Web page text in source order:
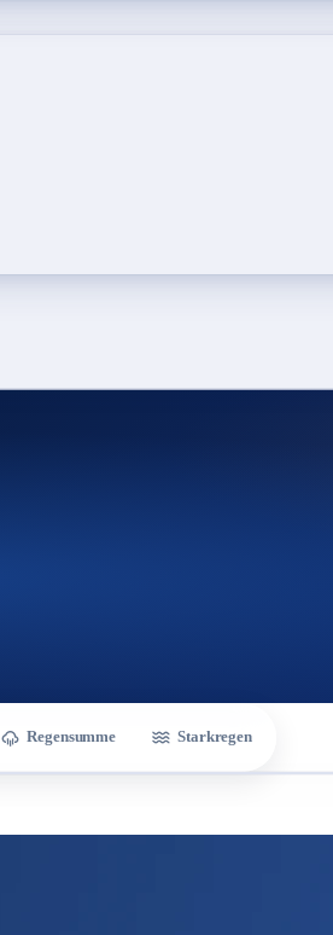
Regensumme Starkregen